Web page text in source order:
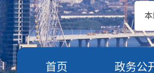
本
首页 政务公